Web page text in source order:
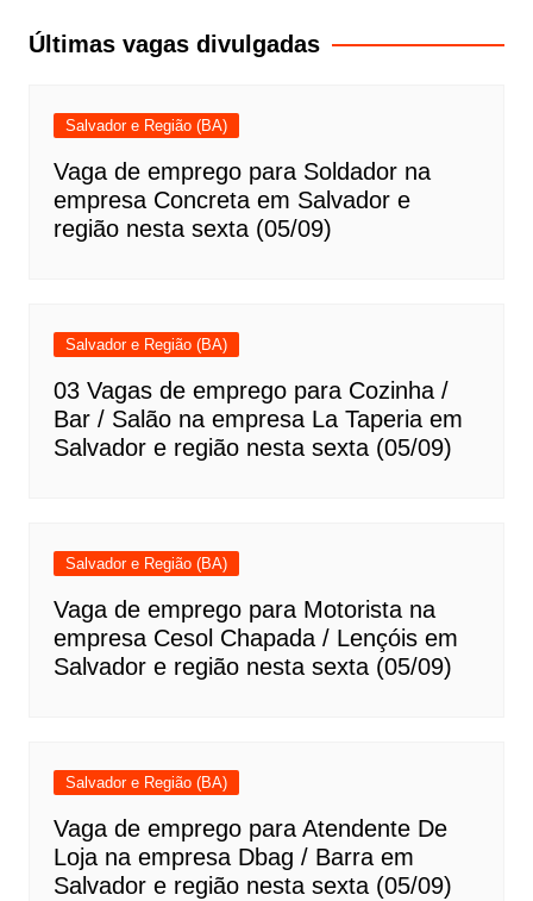
Post
Últimas vagas divulgadas
Salvador e Região (BA)
Vaga de emprego para Soldador na
empresa Concreta em Salvador e
região nesta sexta (05/09)
Salvador e Região (BA)
03 Vagas de emprego para Cozinha /
Bar / Salão na empresa La Taperia em
Salvador e região nesta sexta (05/09)
Salvador e Região (BA)
Vaga de emprego para Motorista na
empresa Cesol Chapada / Lençóis em
Salvador e região nesta sexta (05/09)
Salvador e Região (BA)
Vaga de emprego para Atendente De
Loja na empresa Dbag / Barra em
Salvador e região nesta sexta (05/09)